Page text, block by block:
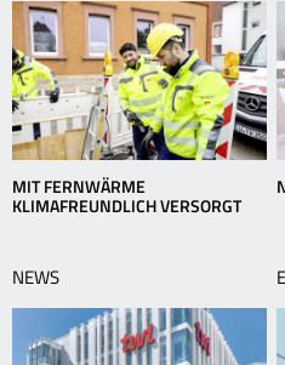
MIT FERNWÄRME
KLIMAFREUNDLICH VERSORGT
NEWS